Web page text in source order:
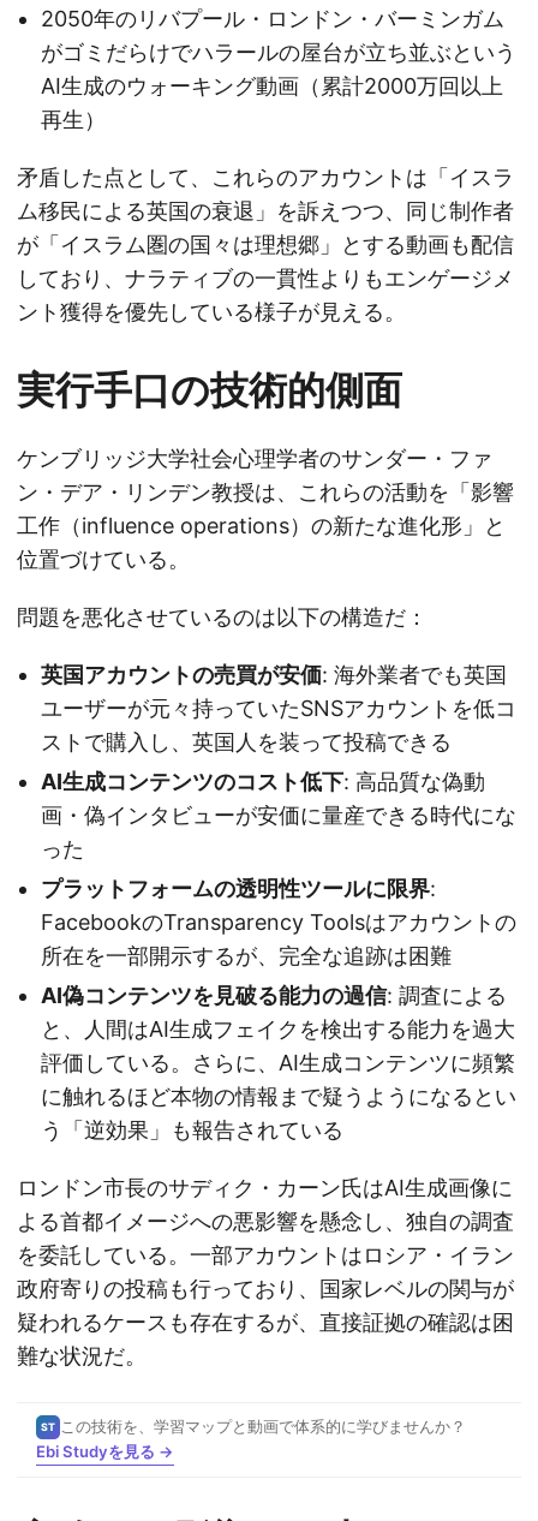
2050年のリバプール・ロンドン・バーミンガム
がゴミだらけでハラールの屋台が立ち並ぶという
AI生成のウォーキング動画（累計2000万回以上
再生）
矛盾した点として、これらのアカウントは「イスラ
ム移民による英国の衰退」を訴えつつ、同じ制作者
が「イスラム圏の国々は理想郷」とする動画も配信
しており、ナラティブの一貫性よりもエンゲージメ
ント獲得を優先している様子が見える。
実行手口の技術的側面
ケンブリッジ大学社会心理学者のサンダー・ファ
ン・デア・リンデン教授は、これらの活動を「影響
工作（influence operations）の新たな進化形」と
位置づけている。
問題を悪化させているのは以下の構造だ：
英国アカウントの売買が安価: 海外業者でも英国
ユーザーが元々持っていたSNSアカウントを低コ
ストで購入し、英国人を装って投稿できる
AI生成コンテンツのコスト低下: 高品質な偽動
画・偽インタビューが安価に量産できる時代にな
った
プラットフォームの透明性ツールに限界:
FacebookのTransparency Toolsはアカウントの
所在を一部開示するが、完全な追跡は困難
AI偽コンテンツを見破る能力の過信: 調査による
と、人間はAI生成フェイクを検出する能力を過大
評価している。さらに、AI生成コンテンツに頻繁
に触れるほど本物の情報まで疑うようになるとい
う「逆効果」も報告されている
ロンドン市長のサディク・カーン氏はAI生成画像に
よる首都イメージへの悪影響を懸念し、独自の調査
を委託している。一部アカウントはロシア・イラン
政府寄りの投稿も行っており、国家レベルの関与が
疑われるケースも存在するが、直接証拠の確認は困
難な状況だ。
ST この技術を、学習マップと動画で体系的に学びませんか？
Ebi Studyを見る →